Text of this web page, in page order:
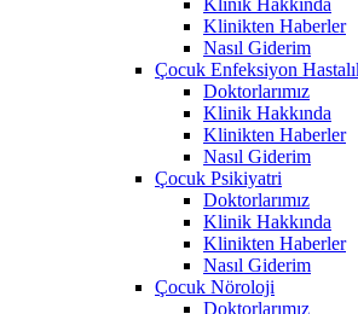
Klinikten Haberler
Nasıl Giderim
Çocuk Enfeksiyon
Doktorlarımız
Klinik Hakkında
Klinikten Haberler
Nasıl Giderim
Çocuk Psikiyatri
Doktorlarımız
Klinik Hakkında
Klinikten Haberler
Nasıl Giderim
Çocuk Nöroloji
Doktorlarımız